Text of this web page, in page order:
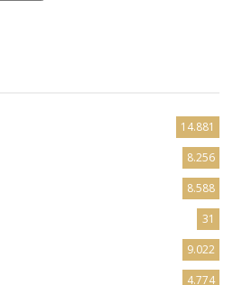
14.881
8.256
8.588
31
9.022
4.774